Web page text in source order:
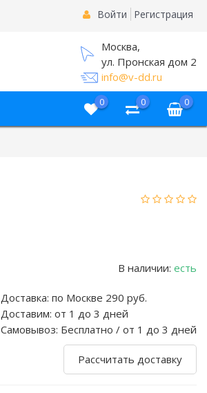
Войти Регистрация
Москва,
ул. Пронская дом 2
info@v-dd.ru
0 0 0
В наличии: есть
Доставка: по Москве 290 руб.
Доставим: от 1 до 3 дней
Самовывоз: Бесплатно / от 1 до 3 дней
Рассчитать доставку